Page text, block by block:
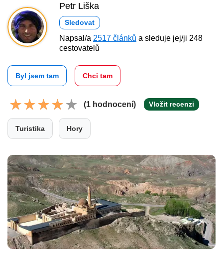
Petr Liška
Sledovat
Napsal/a 2517 článků a sleduje jej/ji 248
cestovatelů
Byl jsem tam Chci tam
(1 hodnocení) Vložit recenzi
Turistika Hory